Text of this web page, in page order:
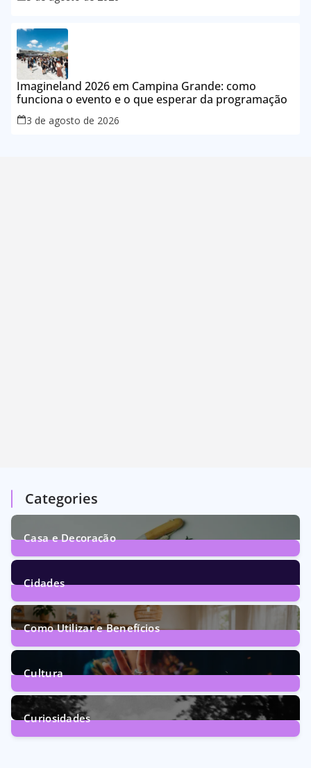
Imagineland 2026 em Campina Grande: como
funciona o evento e o que esperar da programação
3 de agosto de 2026
Categories
Casa e Decoração
1Post
Cidades
72Posts
Como Utilizar e Benefícios
160Posts
Cultura
246Posts
Curiosidades